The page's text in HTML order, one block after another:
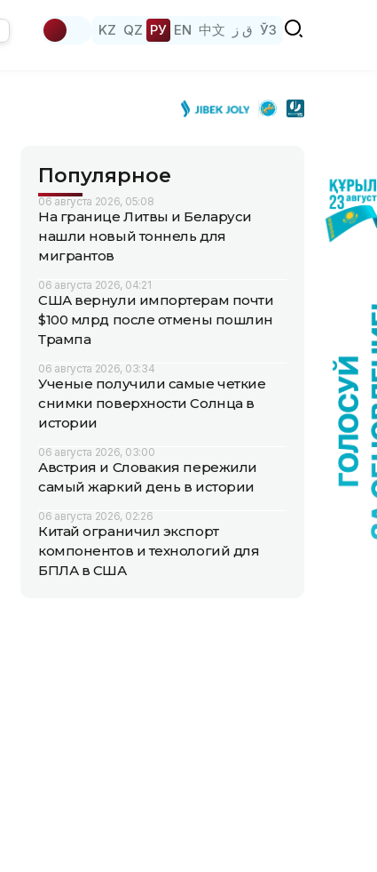
KZ QZ РУ EN 中文 ق ز ЎЗ
Популярное
06 августа 2026, 05:08
На границе Литвы и Беларуси
нашли новый тоннель для
мигрантов
06 августа 2026, 04:21
США вернули импортерам почти
$100 млрд после отмены пошлин
Трампа
06 августа 2026, 03:34
Ученые получили самые четкие
снимки поверхности Солнца в
истории
06 августа 2026, 03:00
Австрия и Словакия пережили
самый жаркий день в истории
06 августа 2026, 02:26
Китай ограничил экспорт
компонентов и технологий для
БПЛА в США